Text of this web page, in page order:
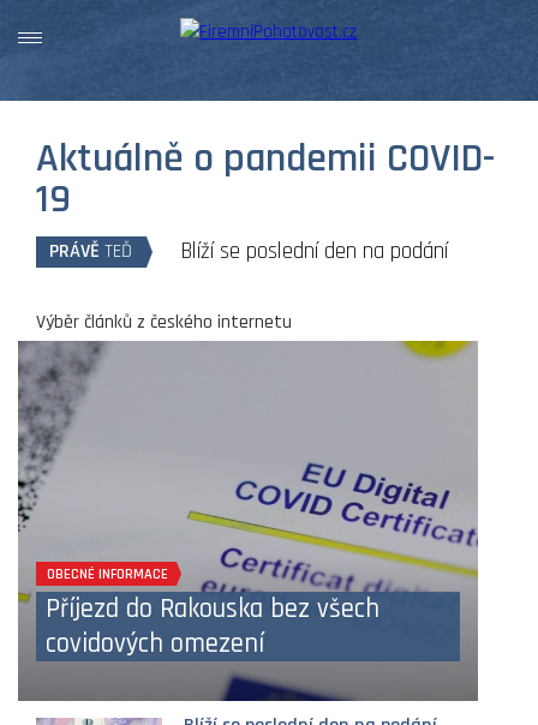
Aktuálně o pandemii COVID-
19
PRÁVĚ TEĎ
Blíží se poslední den na podání
Výběr článků z českého internetu
OBECNÉ INFORMACE
Příjezd do Rakouska bez všech
covidových omezení